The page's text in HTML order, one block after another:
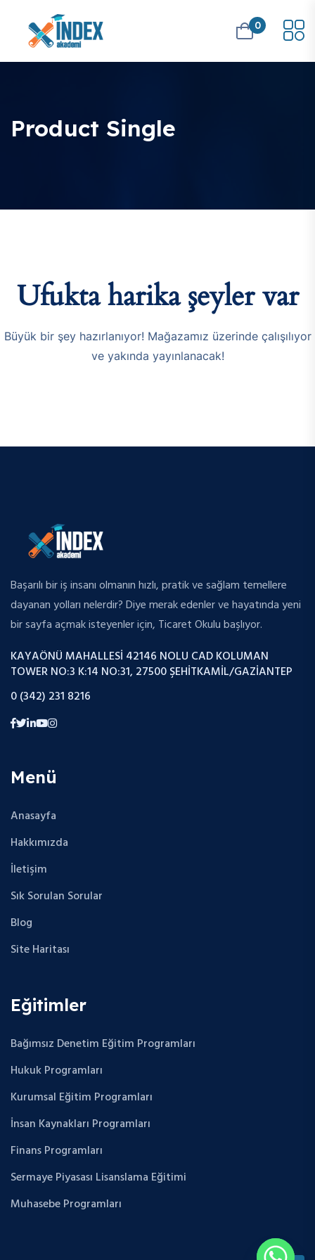
0
Product Single
Ufukta harika şeyler var
Büyük bir şey hazırlanıyor! Mağazamız üzerinde çalışılıyor
ve yakında yayınlanacak!
Başarılı bir iş insanı olmanın hızlı, pratik ve sağlam temellere
dayanan yolları nelerdir? Diye merak edenler ve hayatında yeni
bir sayfa açmak isteyenler için, Ticaret Okulu başlıyor.
KAYAÖNÜ MAHALLESI 42146 NOLU CAD KOLUMAN
TOWER NO:3 K:14 NO:31, 27500 ŞEHITKAMIL/GAZIANTEP
0 (342) 231 8216
Menü
Anasayfa
Hakkımızda
İletişim
Sık Sorulan Sorular
Blog
Site Haritası
Eğitimler
Bağımsız Denetim Eğitim Programları
Hukuk Programları
Kurumsal Eğitim Programları
İnsan Kaynakları Programları
Finans Programları
Sermaye Piyasası Lisanslama Eğitimi
Muhasebe Programları